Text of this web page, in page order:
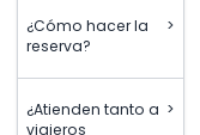
¿Cómo hacer la
reserva?
>
¿Atienden tanto a
viajeros
>